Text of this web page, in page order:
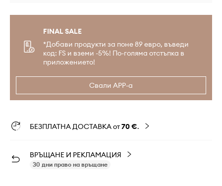
FINAL SALE
*Добави продукти за поне 89 евро, въведи
код: FS и вземи -5%! По-голяма отстъпка в
приложението!
Свали APP-а
БЕЗПЛАТНА ДОСТАВКА от70 €.
ВРЪЩАНЕ И РЕКЛАМАЦИЯ
30 дни право на връщане